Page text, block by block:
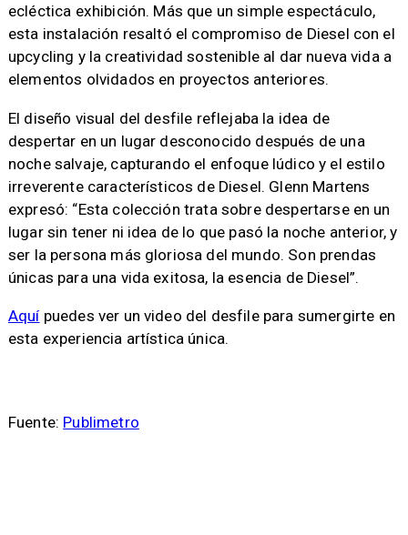
ecléctica exhibición. Más que un simple espectáculo,
esta instalación resaltó el compromiso de Diesel con el
upcycling y la creatividad sostenible al dar nueva vida a
elementos olvidados en proyectos anteriores.
El diseño visual del desfile reflejaba la idea de
despertar en un lugar desconocido después de una
noche salvaje, capturando el enfoque lúdico y el estilo
irreverente característicos de Diesel. Glenn Martens
expresó: “Esta colección trata sobre despertarse en un
lugar sin tener ni idea de lo que pasó la noche anterior, y
ser la persona más gloriosa del mundo. Son prendas
únicas para una vida exitosa, la esencia de Diesel”.
Aquí puedes ver un video del desfile para sumergirte en
esta experiencia artística única.
Fuente: Publimetro